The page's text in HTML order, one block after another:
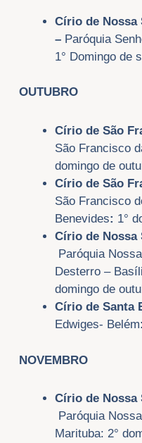
Círio de Nossa
– Paróquia
1° Domingo de
OUTUBRO
Círio de São
São Francisco
domingo de
Círio de São
São Francisco
Benevides: 1°
Círio de Nossa
Paróquia
Desterro –
domingo de
Círio de Santa
Edwiges- Belém
NOVEMBRO
Círio de Nossa
Paróquia
Marituba: 2°